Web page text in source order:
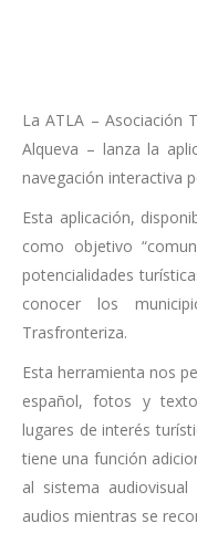
La ATLA – Asociación
Alqueva – lanza la
navegación interactiva
Esta aplicación,
como objetivo
potencialidades
conocer los
Trasfronteriza.
Esta herramienta nos
español, fotos y
lugares de interés
tiene una función
al sistema
audios mientras se